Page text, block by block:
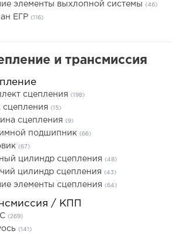
элементы выхлопной системы (46)
ЕГР (116)
и трансмиссия
сцепления (198)
сцепления (15)
сцепления (9)
подшипник (66)
(67)
цилиндр сцепления (48)
цилиндр сцепления (43)
элементы сцепления (64)
/ КПП
(269)
(141)